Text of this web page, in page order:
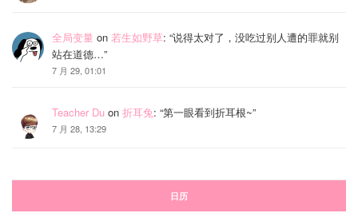
全局变量 on 若生如野草: “说得太对了，没吃过别人遭的罪就别
站在道德…”
7 月 29, 01:01
Teacher Du on 折耳兔: “第一眼看到折耳根~”
7 月 28, 13:29
日历